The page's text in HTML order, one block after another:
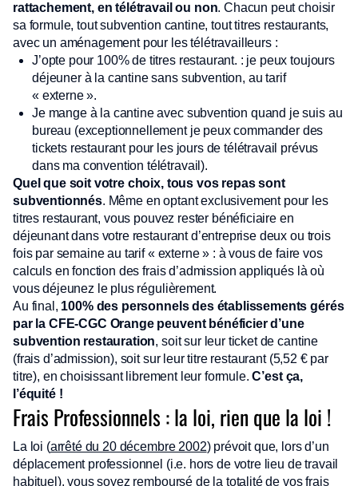
rattachement, en télétravail ou non. Chacun peut choisir
sa formule, tout subvention cantine, tout titres restaurants,
avec un aménagement pour les télétravailleurs :
J’opte pour 100% de titres restaurant. : je peux toujours
déjeuner à la cantine sans subvention, au tarif
« externe ».
Je mange à la cantine avec subvention quand je suis au
bureau (exceptionnellement je peux commander des
tickets restaurant pour les jours de télétravail prévus
dans ma convention télétravail).
Quel que soit votre choix, tous vos repas sont
subventionnés. Même en optant exclusivement pour les
titres restaurant, vous pouvez rester bénéficiaire en
déjeunant dans votre restaurant d’entreprise deux ou trois
fois par semaine au tarif « externe » : à vous de faire vos
calculs en fonction des frais d’admission appliqués là où
vous déjeunez le plus régulièrement.
Au final, 100% des personnels des établissements gérés
par la CFE-CGC Orange peuvent bénéficier d’une
subvention restauration, soit sur leur ticket de cantine
(frais d’admission), soit sur leur titre restaurant (5,52 € par
titre), en choisissant librement leur formule.C’est ça,
l’équité !
Frais Professionnels : la loi, rien que la loi !
La loi (arrêté du 20 décembre 2002) prévoit que, lors d’un
déplacement professionnel (i.e. hors de votre lieu de travail
habituel), vous soyez remboursé de la totalité de vos frais